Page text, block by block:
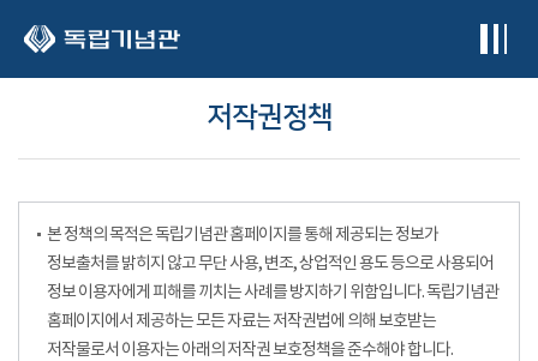
저작권정책
본 정책의 목적은 독립기념관 홈페이지를 통해 제공되는 정보가
정보출처를 밝히지 않고 무단 사용, 변조, 상업적인 용도 등으로 사용되어
정보 이용자에게 피해를 끼치는 사례를 방지하기 위함입니다. 독립기념관
홈페이지에서 제공하는 모든 자료는 저작권법에 의해 보호받는
저작물로서 이용자는 아래의 저작권 보호정책을 준수해야 합니다.